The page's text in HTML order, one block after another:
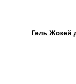
Гель Жокей